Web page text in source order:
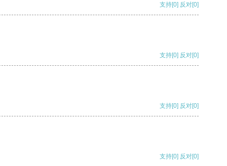
支持[0] 反对[0]
支持[0] 反对[0]
支持[0] 反对[0]
支持[0] 反对[0]